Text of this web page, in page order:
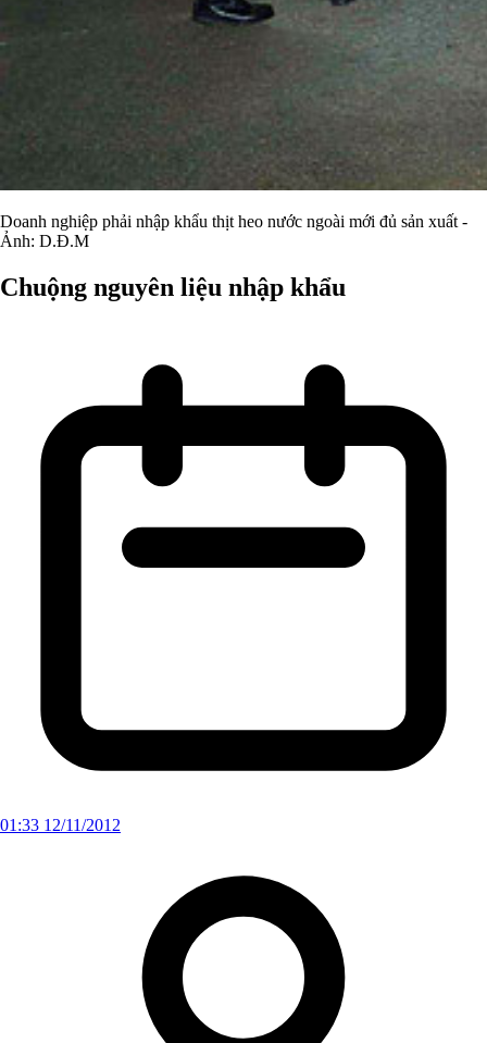
Doanh nghiệp phải nhập khẩu thịt heo nước ngoài mới đủ sản xuất -
Ảnh: D.Đ.M
Chuộng nguyên liệu nhập khẩu
01:33 12/11/2012